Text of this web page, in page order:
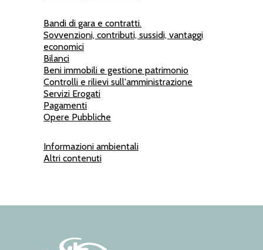
Bandi di gara e contratti.
Sovvenzioni, contributi, sussidi, vantaggi
economici
Bilanci
Beni immobili e gestione patrimonio
Controlli e rilievi sull'amministrazione
Servizi Erogati
Pagamenti
Opere Pubbliche
Informazioni ambientali
Altri contenuti